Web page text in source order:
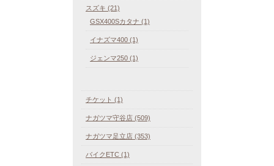
スズキ (21)
GSX400Sカタナ (1)
イナズマ400 (1)
ジェンマ250 (1)
チケット (1)
ナガツマ守谷店 (509)
ナガツマ足立店 (353)
バイクETC (1)